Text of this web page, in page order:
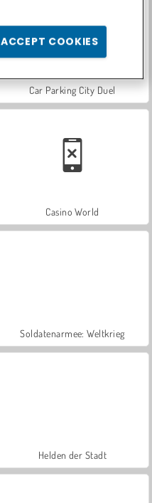
Car Parking City Duel
Casino World
Soldatenarmee: Weltkrieg
Helden der Stadt
ACCEPT COOKIES